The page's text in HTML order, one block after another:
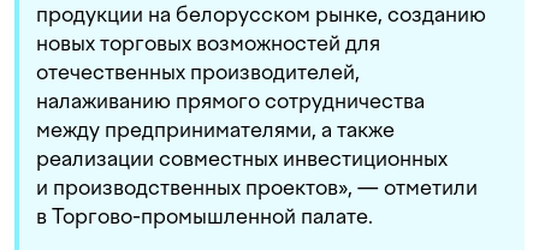
продукции на белорусском рынке, созданию
новых торговых возможностей для
отечественных производителей,
налаживанию прямого сотрудничества
между предпринимателями, а также
реализации совместных инвестиционных
и производственных проектов», — отметили
в Торгово-промышленной палате.